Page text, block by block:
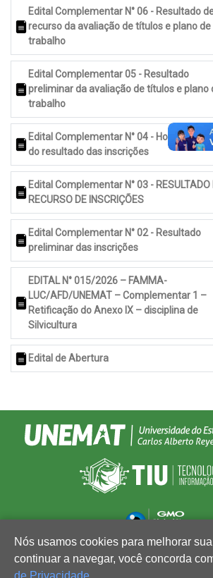
Edital Complementar N° 06 - Resultado
recurso da avaliação de títulos e plano de
trabalho
Edital Complementar 05 - Resultado
preliminar da avaliação de títulos e plano
trabalho
Edital Complementar N° 04 -
do resultado das inscrições
Edital Complementar N° 03 - RESULTADO
RECURSO DE INSCRIÇÕES
Edital Complementar N° 02 - Resultado
preliminar das inscrições
EDITAL N° 015/2026 – FAMMA-
LUC/AFD/UNEMAT – Complementar 1 –
Retificação do Anexo IX – disciplina de
Silvicultura
Edital de Abertura
Nós usamos cookies para melhorar
continuar a navegar, você concorda
de Privacidade